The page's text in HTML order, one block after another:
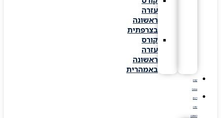
עזרה
ראשונה
בצרפתית
קורס
עזרה
ראשונה
באמהרית